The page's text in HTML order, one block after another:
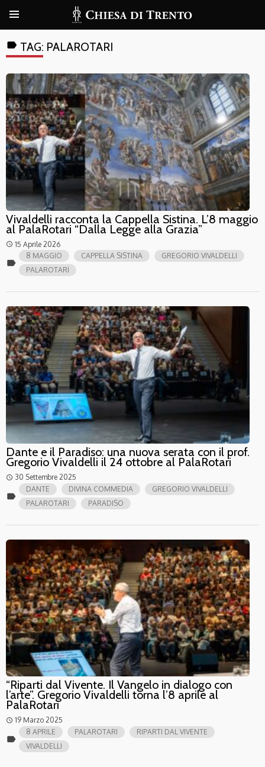
label TAG: PALAROTARI
Vivaldelli racconta la Cappella Sistina. L’8 maggio
al PalaRotari “Dalla Legge alla Grazia”
access_time 15 Aprile 2026
label
8 MAGGIO CAPPELLA SISTINA
GREGORIO VIVALDELLI
PALAROTARI
Dante e il Paradiso: una nuova serata con il prof.
Gregorio Vivaldelli il 24 ottobre al PalaRotari
access_time 30 Settembre 2025
label
DANTE DIVINA COMMEDIA
GREGORIO VIVALDELLI
PALAROTARI
PARADISO
“Riparti dal Vivente. Il Vangelo in dialogo con
l’arte”. Gregorio Vivaldelli torna l’8 aprile al
PalaRotari
access_time 19 Marzo 2025
label
8 APRILE PALAROTARI
RIPARTI DAL VIVENTE
VIVALDELLI